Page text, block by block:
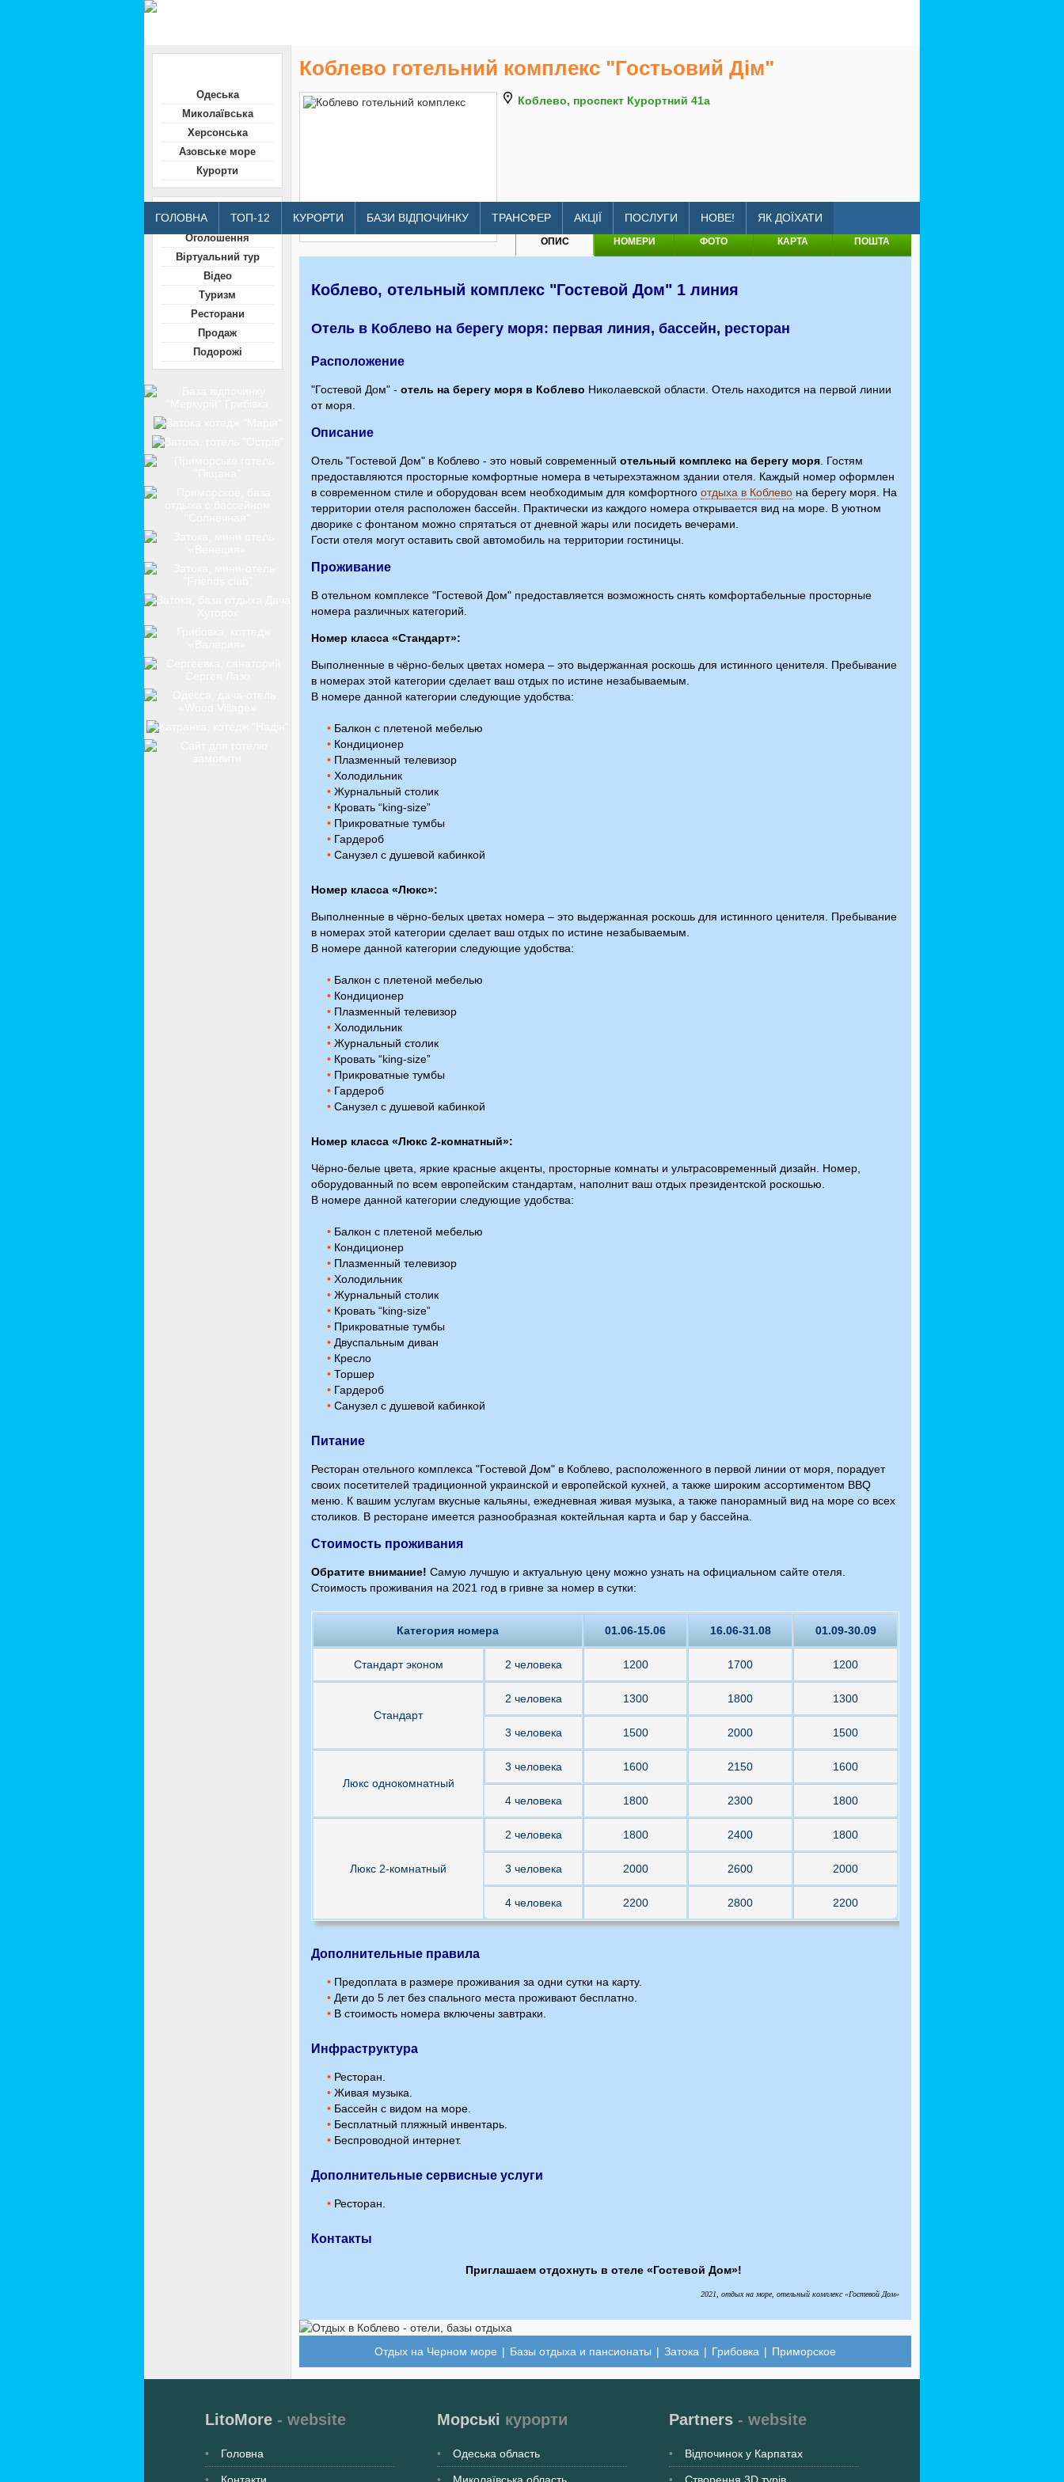
ГОЛОВНА ТОП-12 КУРОРТИ БАЗИ ВІДПОЧИНКУ ТРАНСФЕР АКЦІЇ ПОСЛУГИ НОВЕ! ЯК ДОЇХАТИ
Одеська
Миколаївська
Херсонська
Азовське море
Курорти
Оголошення
Віртуальний тур
Відео
Туризм
Ресторани
Продаж
Подорожі
Коблево готельний комплекс "Гостьовий Дім"
Коблево, проспект Курортний 41а
litomore.com.ua/hotels/koblevo-white-house
ОПИС НОМЕРИ ФОТО КАРТА ПОШТА
Коблево, отельный комплекс "Гостевой Дом" 1 линия
Отель в Коблево на берегу моря: первая линия, бассейн, ресторан
Расположение
"Гостевой Дом" - отель на берегу моря в Коблево Николаевской области. Отель находится на первой линии
от моря.
Описание
Отель "Гостевой Дом" в Коблево - это новый современный отельный комплекс на берегу моря . Гостям
предоставляются просторные комфортные номера в четырехэтажном здании отеля. Каждый номер оформлен
в современном стиле и оборудован всем необходимым для комфортного отдыха в Коблево на берегу моря. На
территории отеля расположен бассейн. Практически из каждого номера открывается вид на море. В уютном
дворике с фонтаном можно спрятаться от дневной жары или посидеть вечерами.
Гости отеля могут оставить свой автомобиль на территории гостиницы.
Проживание
В отельном комплексе "Гостевой Дом" предоставляется возможность снять комфортабельные просторные
номера различных категорий.
Номер класса «Стандарт»:
Выполненные в чёрно-белых цветах номера – это выдержанная роскошь для истинного ценителя. Пребывание
в номерах этой категории сделает ваш отдых по истине незабываемым.
В номере данной категории следующие удобства:
• Балкон с плетеной мебелью
• Кондиционер
• Плазменный телевизор
• Холодильник
• Журнальный столик
• Кровать “king-size”
• Прикроватные тумбы
• Гардероб
• Санузел с душевой кабинкой
Номер класса «Люкс»:
Выполненные в чёрно-белых цветах номера – это выдержанная роскошь для истинного ценителя. Пребывание
в номерах этой категории сделает ваш отдых по истине незабываемым.
В номере данной категории следующие удобства:
• Балкон с плетеной мебелью
• Кондиционер
• Плазменный телевизор
• Холодильник
• Журнальный столик
• Кровать “king-size”
• Прикроватные тумбы
• Гардероб
• Санузел с душевой кабинкой
Номер класса «Люкс 2-комнатный»:
Чёрно-белые цвета, яркие красные акценты, просторные комнаты и ультрасовременный дизайн. Номер,
оборудованный по всем европейским стандартам, наполнит ваш отдых президентской роскошью.
В номере данной категории следующие удобства:
• Балкон с плетеной мебелью
• Кондиционер
• Плазменный телевизор
• Холодильник
• Журнальный столик
• Кровать “king-size”
• Прикроватные тумбы
• Двуспальным диван
• Кресло
• Торшер
• Гардероб
• Санузел с душевой кабинкой
Питание
Ресторан отельного комплекса "Гостевой Дом" в Коблево, расположенного в первой линии от моря, порадует
своих посетителей традиционной украинской и европейской кухней, а также широким ассортиментом BBQ
меню. К вашим услугам вкусные кальяны, ежедневная живая музыка, а также панорамный вид на море со всех
столиков. В ресторане имеется разнообразная коктейльная карта и бар у бассейна.
Стоимость проживания
Обратите внимание! Самую лучшую и актуальную цену можно узнать на официальном сайте отеля.
Стоимость проживания на 2021 год в гривне за номер в сутки:
Категория номера 01.06-15.06 16.06-31.08 01.09-30.09
Стандарт эконом 2 человека 1200 1700 1200
Стандарт
2 человека 1300 1800 1300
3 человека 1500 2000 1500
Люкс однокомнатный
3 человека 1600 2150 1600
4 человека 1800 2300 1800
Люкс 2-комнатный
2 человека 1800 2400 1800
3 человека 2000 2600 2000
4 человека 2200 2800 2200
Дополнительные правила
• Предоплата в размере проживания за одни сутки на карту.
• Дети до 5 лет без спального места проживают бесплатно.
• В стоимость номера включены завтраки.
Инфраструктура
• Ресторан.
• Живая музыка.
• Бассейн с видом на море.
• Бесплатный пляжный инвентарь.
• Беспроводной интернет.
Дополнительные сервисные услуги
• Ресторан.
Контакты
Приглашаем отдохнуть в отеле «Гостевой Дом»!
2021, отдых на море, отельный комплекс «Гостевой Дом»
Отдых на Черном море | Базы отдыха и пансионаты | Затока | Грибовка | Приморское
LitoMore - website
Головна
Морські курорти
Одеська область
Partners - website
Відпочинок у Карпатах